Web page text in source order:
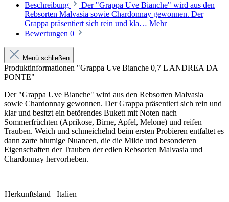
Beschreibung
Der "Grappa Uve Bianche" wird aus den
Rebsorten Malvasia sowie Chardonnay gewonnen. Der
Grappa präsentiert sich rein und kla… Mehr
Bewertungen 0
Menü schließen
Produktinformationen "Grappa Uve Bianche 0,7 L ANDREA DA
PONTE"
Der "Grappa Uve Bianche" wird aus den Rebsorten Malvasia
sowie Chardonnay gewonnen. Der Grappa präsentiert sich rein und
klar und besitzt ein betörendes Bukett mit Noten nach
Sommerfrüchten (Aprikose, Birne, Apfel, Melone) und reifen
Trauben. Weich und schmeichelnd beim ersten Probieren entfaltet es
dann zarte blumige Nuancen, die die Milde und besonderen
Eigenschaften der Trauben der edlen Rebsorten Malvasia und
Chardonnay hervorheben.
Herkunftsland Italien